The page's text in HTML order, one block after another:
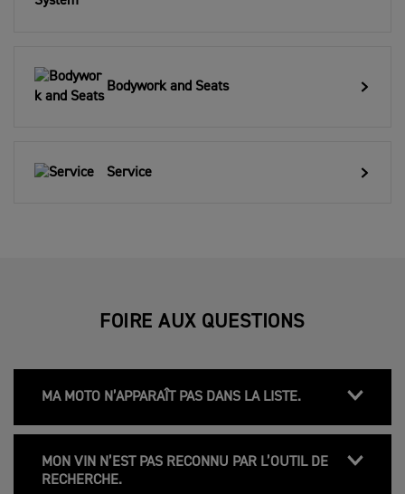
Bodywork and Seats
Service
FOIRE AUX QUESTIONS
MA MOTO N’APPARAÎT PAS DANS LA LISTE.
MON VIN N’EST PAS RECONNU PAR L’OUTIL DE
RECHERCHE.